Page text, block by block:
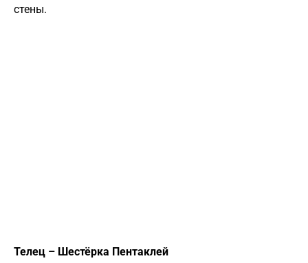
стены.
Телец – Шестёрка Пентаклей